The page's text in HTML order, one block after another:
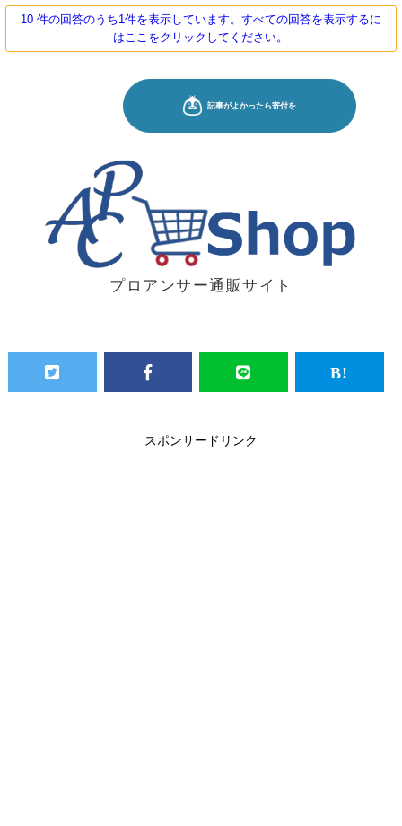
10 件の回答のうち1件を表示しています。すべての回答を表示するに
はここをクリックしてください。
プロアンサー通販サイト
スポンサードリンク